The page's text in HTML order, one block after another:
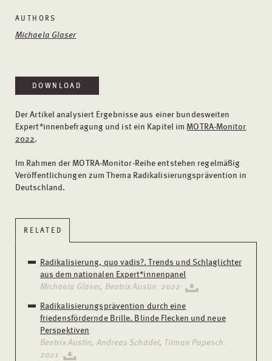
AUTHORS
Michaela Glaser
DOWNLOAD
Der Artikel analysiert Ergebnisse aus einer bundesweiten
Expert*innenbefragung und ist ein Kapitel im MOTRA-Monitor
2022.
Im Rahmen der MOTRA-Monitor-Reihe entstehen regelmäßig
Veröffentlichungen zum Thema Radikalisierungsprävention in
Deutschland.
RELATED
Radikalisierung, quo vadis?. Trends und Schlaglichter
aus dem nationalen Expert*innenpanel
Michaela Glaser, Beatrix Austin. 2022
Radikalisierungsprävention durch eine
friedensfördernde Brille. Blinde Flecken und neue
Perspektiven
Beatrix Austin, Andreas Schädel, Tilman Papesch.
2021